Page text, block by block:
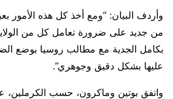
وأردف البيان: “ومع أخذ كل هذه الأمور
من جديد على ضرورة تعامل كل من
بكامل الجدية مع مطالب روسيا بوضع
عليها بشكل دقيق وجوهري”.
واتفق بوتين وماكرون، حسب الكرملين،